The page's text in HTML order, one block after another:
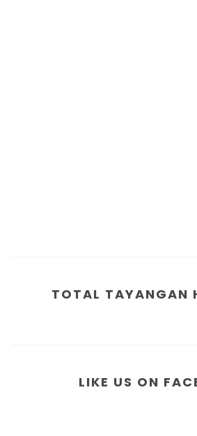
TOTAL TAYANGAN
LIKE US ON